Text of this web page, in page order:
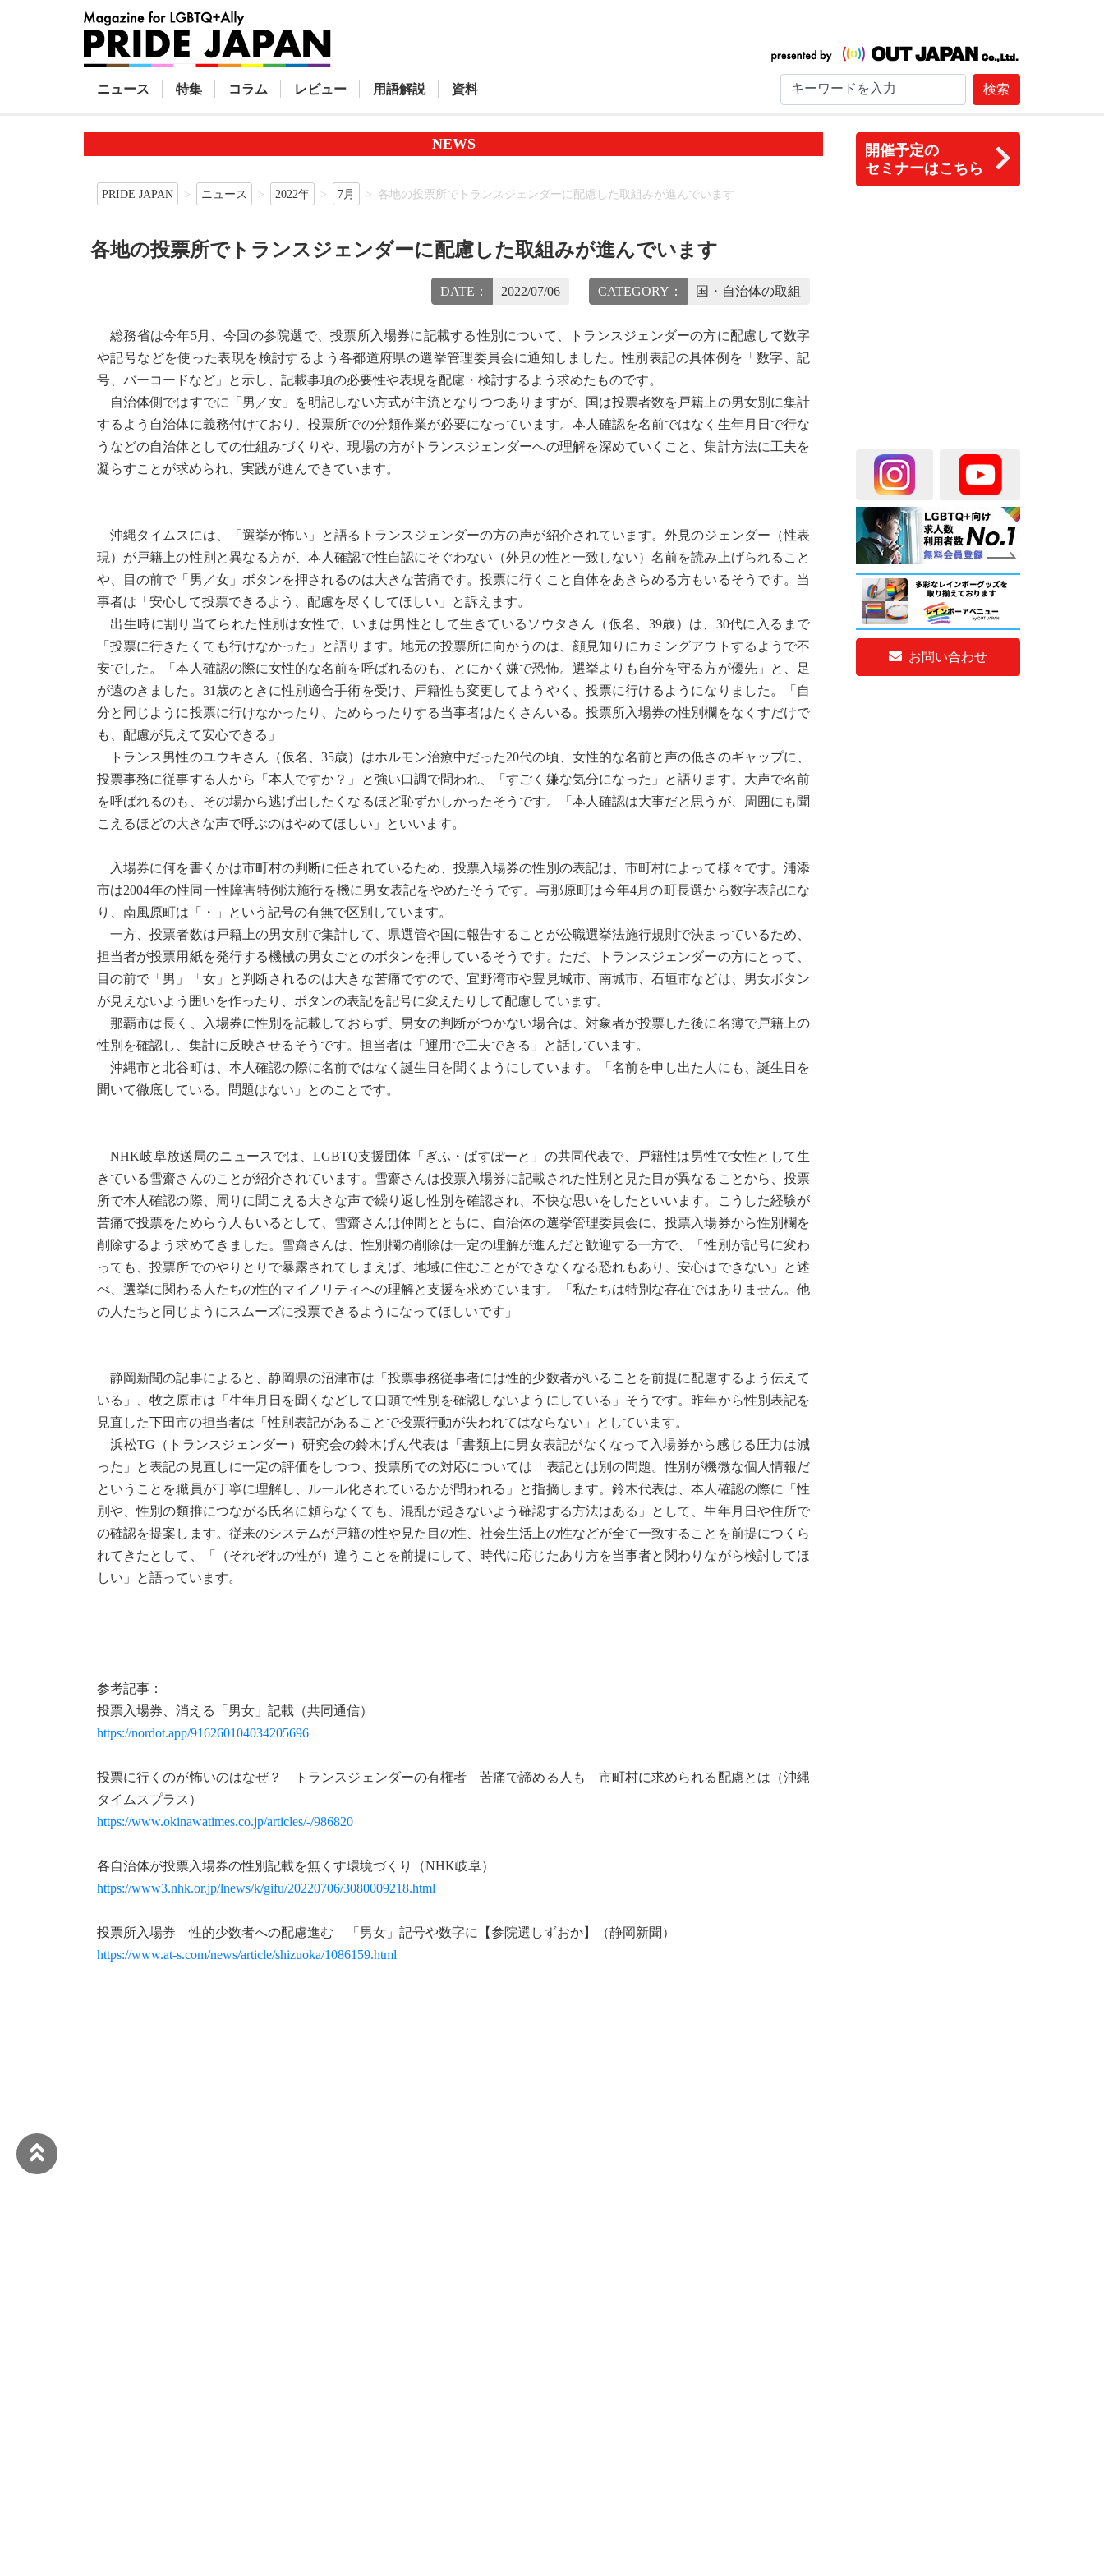
ニュース 特集 コラム レビュー 用語解説 資料 検索
開催予定の
セミナーはこちら
お問い合わせ
NEWS
PRIDE JAPAN ニュース 2022年 7月 各地の投票所でトランスジェンダーに配慮した取組みが進んでいます
各地の投票所でトランスジェンダーに配慮した取組みが進んでいます
DATE： 2022/07/06 CATEGORY： 国・自治体の取組
総務省は今年5月、今回の参院選で、投票所入場券に記載する性別について、トランスジェンダーの方に配慮して数字
や記号などを使った表現を検討するよう各都道府県の選挙管理委員会に通知しました。性別表記の具体例を「数字、記
号、バーコードなど」と示し、記載事項の必要性や表現を配慮・検討するよう求めたものです。
自治体側ではすでに「男／女」を明記しない方式が主流となりつつありますが、国は投票者数を戸籍上の男女別に集計
するよう自治体に義務付けており、投票所での分類作業が必要になっています。本人確認を名前ではなく生年月日で行な
うなどの自治体としての仕組みづくりや、現場の方がトランスジェンダーへの理解を深めていくこと、集計方法に工夫を
凝らすことが求められ、実践が進んできています。
沖縄タイムスには、「選挙が怖い」と語るトランスジェンダーの方の声が紹介されています。外見のジェンダー（性表
現）が戸籍上の性別と異なる方が、本人確認で性自認にそぐわない（外見の性と一致しない）名前を読み上げられること
や、目の前で「男／女」ボタンを押されるのは大きな苦痛です。投票に行くこと自体をあきらめる方もいるそうです。当
事者は「安心して投票できるよう、配慮を尽くしてほしい」と訴えます。
出生時に割り当てられた性別は女性で、いまは男性として生きているソウタさん（仮名、39歳）は、30代に入るまで
「投票に行きたくても行けなかった」と語ります。地元の投票所に向かうのは、顔見知りにカミングアウトするようで不
安でした。「本人確認の際に女性的な名前を呼ばれるのも、とにかく嫌で恐怖。選挙よりも自分を守る方が優先」と、足
が遠のきました。31歳のときに性別適合手術を受け、戸籍性も変更してようやく、投票に行けるようになりました。「自
分と同じように投票に行けなかったり、ためらったりする当事者はたくさんいる。投票所入場券の性別欄をなくすだけで
も、配慮が見えて安心できる」
トランス男性のユウキさん（仮名、35歳）はホルモン治療中だった20代の頃、女性的な名前と声の低さのギャップに、
投票事務に従事する人から「本人ですか？」と強い口調で問われ、「すごく嫌な気分になった」と語ります。大声で名前
を呼ばれるのも、その場から逃げ出したくなるほど恥ずかしかったそうです。「本人確認は大事だと思うが、周囲にも聞
こえるほどの大きな声で呼ぶのはやめてほしい」といいます。
入場券に何を書くかは市町村の判断に任されているため、投票入場券の性別の表記は、市町村によって様々です。浦添
市は2004年の性同一性障害特例法施行を機に男女表記をやめたそうです。与那原町は今年4月の町長選から数字表記にな
り、南風原町は「・」という記号の有無で区別しています。
一方、投票者数は戸籍上の男女別で集計して、県選管や国に報告することが公職選挙法施行規則で決まっているため、
担当者が投票用紙を発行する機械の男女ごとのボタンを押しているそうです。ただ、トランスジェンダーの方にとって、
目の前で「男」「女」と判断されるのは大きな苦痛ですので、宜野湾市や豊見城市、南城市、石垣市などは、男女ボタン
が見えないよう囲いを作ったり、ボタンの表記を記号に変えたりして配慮しています。
那覇市は長く、入場券に性別を記載しておらず、男女の判断がつかない場合は、対象者が投票した後に名簿で戸籍上の
性別を確認し、集計に反映させるそうです。担当者は「運用で工夫できる」と話しています。
沖縄市と北谷町は、本人確認の際に名前ではなく誕生日を聞くようにしています。「名前を申し出た人にも、誕生日を
聞いて徹底している。問題はない」とのことです。
NHK岐阜放送局のニュースでは、LGBTQ支援団体「ぎふ・ぱすぽーと」の共同代表で、戸籍性は男性で女性として生
きている雪齋さんのことが紹介されています。雪齋さんは投票入場券に記載された性別と見た目が異なることから、投票
所で本人確認の際、周りに聞こえる大きな声で繰り返し性別を確認され、不快な思いをしたといいます。こうした経験が
苦痛で投票をためらう人もいるとして、雪齋さんは仲間とともに、自治体の選挙管理委員会に、投票入場券から性別欄を
削除するよう求めてきました。雪齋さんは、性別欄の削除は一定の理解が進んだと歓迎する一方で、「性別が記号に変わ
っても、投票所でのやりとりで暴露されてしまえば、地域に住むことができなくなる恐れもあり、安心はできない」と述
べ、選挙に関わる人たちの性的マイノリティへの理解と支援を求めています。「私たちは特別な存在ではありません。他
の人たちと同じようにスムーズに投票できるようになってほしいです」
静岡新聞の記事によると、静岡県の沼津市は「投票事務従事者には性的少数者がいることを前提に配慮するよう伝えて
いる」、牧之原市は「生年月日を聞くなどして口頭で性別を確認しないようにしている」そうです。昨年から性別表記を
見直した下田市の担当者は「性別表記があることで投票行動が失われてはならない」としています。
浜松TG（トランスジェンダー）研究会の鈴木げん代表は「書類上に男女表記がなくなって入場券から感じる圧力は減
った」と表記の見直しに一定の評価をしつつ、投票所での対応については「表記とは別の問題。性別が機微な個人情報だ
ということを職員が丁寧に理解し、ルール化されているかが問われる」と指摘します。鈴木代表は、本人確認の際に「性
別や、性別の類推につながる氏名に頼らなくても、混乱が起きないよう確認する方法はある」として、生年月日や住所で
の確認を提案します。従来のシステムが戸籍の性や見た目の性、社会生活上の性などが全て一致することを前提につくら
れてきたとして、「（それぞれの性が）違うことを前提にして、時代に応じたあり方を当事者と関わりながら検討してほ
しい」と語っています。
参考記事：
投票入場券、消える「男女」記載（共同通信）
https://nordot.app/916260104034205696
投票に行くのが怖いのはなぜ？ トランスジェンダーの有権者 苦痛で諦める人も 市町村に求められる配慮とは（沖縄
タイムスプラス）
https://www.okinawatimes.co.jp/articles/-/986820
各自治体が投票入場券の性別記載を無くす環境づくり（NHK岐阜）
https://www3.nhk.or.jp/lnews/k/gifu/20220706/3080009218.html
投票所入場券 性的少数者への配慮進む 「男女」記号や数字に【参院選しずおか】（静岡新聞）
https://www.at-s.com/news/article/shizuoka/1086159.html